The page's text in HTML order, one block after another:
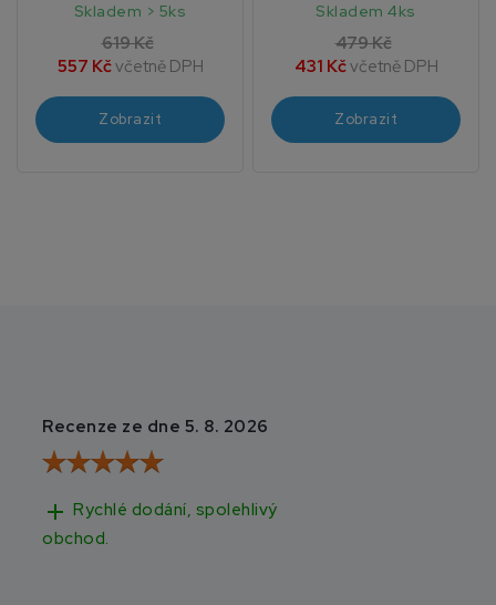
Skladem > 5ks
619 Kč
557 Kčvčetně DPH
Zobrazit
Skladem 4ks
479 Kč
431 Kčvčetně DPH
Zobrazit
Recenze ze dne 5. 8. 2026
add Rychlé dodání, spolehlivý
obchod.